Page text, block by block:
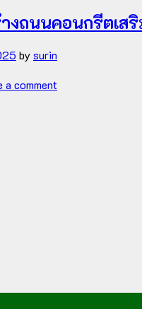
งถนนคอนกรีตเส
bysurin
a comment